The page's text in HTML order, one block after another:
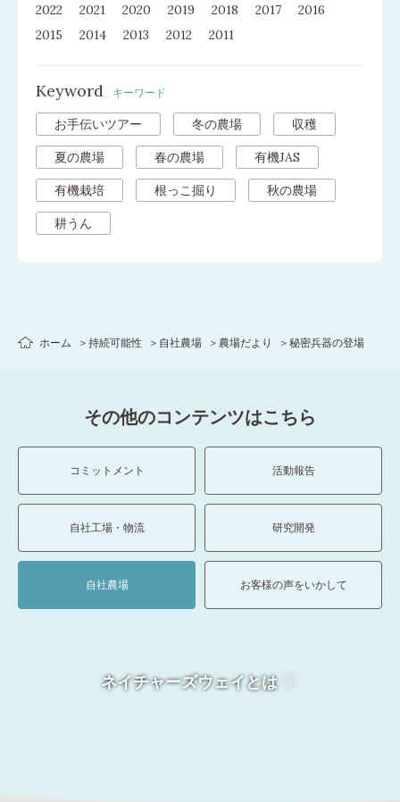
2022 2021 2020 2019 2018 2017
2016
2015
2014 2013 2012 2011
Keyword キーワード
お手伝いツアー 冬の農場 収穫
夏の農場 春の農場 有機JAS
有機栽培 根っこ掘り 秋の農場
耕うん
ホーム 持続可能性 自社農場 農場だより 秘密兵器の登場
その他のコンテンツはこちら
コミットメント 活動報告
自社工場・物流 研究開発
自社農場 お客様の声をいかして
ネイチャーズウェイとは